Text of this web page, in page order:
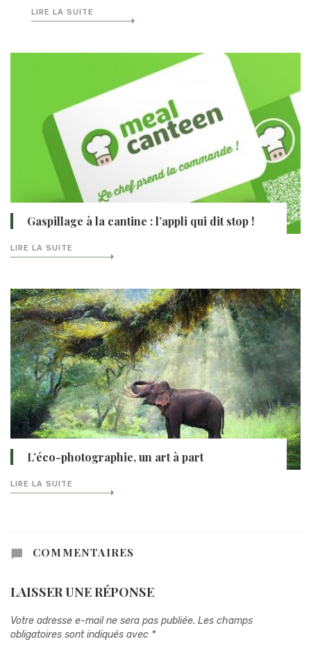
LIRE LA SUITE
Gaspillage à la cantine : l’appli qui dit stop !
LIRE LA SUITE
L’éco-photographie, un art à part
LIRE LA SUITE
COMMENTAIRES
LAISSER UNE RÉPONSE
Votre adresse e-mail ne sera pas publiée. Les champs
obligatoires sont indiqués avec *